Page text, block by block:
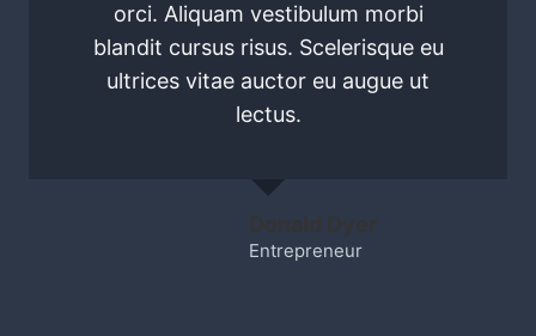
orci. Aliquam vestibulum morbi
blandit cursus risus. Scelerisque eu
ultrices vitae auctor eu augue ut
lectus.
Entrepreneur